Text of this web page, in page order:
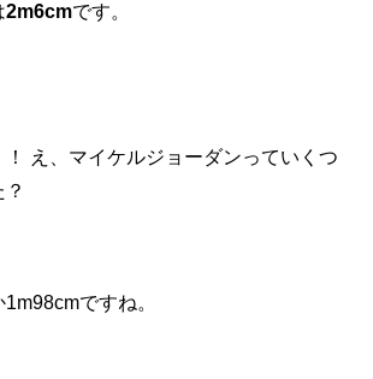
2m6cmです。
！ え、マイケルジョーダンっていくつ
ですね。